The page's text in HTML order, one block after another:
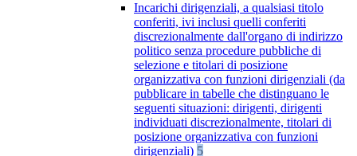
Incarichi dirigenziali, a qualsiasi titolo
conferiti, ivi inclusi quelli conferiti
discrezionalmente dall'organo di indirizzo
politico senza procedure pubbliche di
selezione e titolari di posizione
organizzativa con funzioni dirigenziali (da
pubblicare in tabelle che distinguano le
seguenti situazioni: dirigenti, dirigenti
individuati discrezionalmente, titolari di
posizione organizzativa con funzioni
dirigenziali) 5